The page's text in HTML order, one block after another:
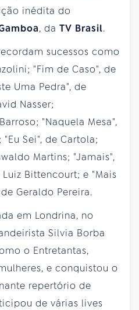
inédita do
, da TV Brasil.
sucessos como
"Fim de Caso", de
Uma Pedra", de
Nasser;
"Naquela Mesa",
Sei", de Cartola;
Martins; "Jamais",
Bittencourt; e "Mais
Geraldo Pereira.
em Londrina, no
Silvia Borba
o Entretantas,
e conquistou o
repertório de
de várias lives